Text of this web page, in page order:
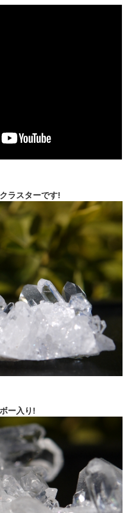
ラスターです!
ー入り!